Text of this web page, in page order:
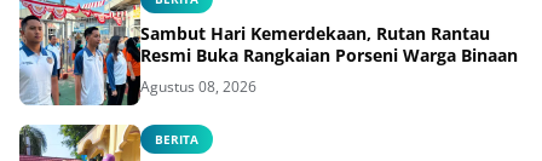
Sambut Hari Kemerdekaan, Rutan Rantau
Resmi Buka Rangkaian Porseni Warga Binaan
Agustus 08, 2026
BERITA